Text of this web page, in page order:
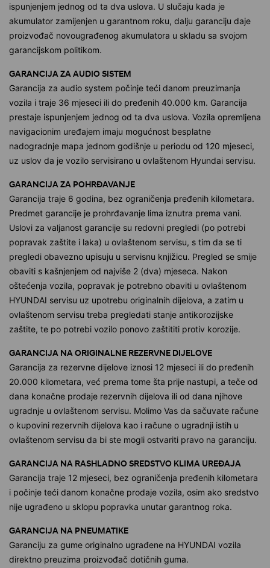
ispunjenjem jednog od ta dva uslova. U slučaju kada je
akumulator zamijenjen u garantnom roku, dalju garanciju daje
proizvođač novougrađenog akumulatora u skladu sa svojom
garancijskom politikom.
GARANCIJA ZA AUDIO SISTEM
Garancija za audio system počinje teći danom preuzimanja
vozila i traje 36 mjeseci ili do pređenih 40.000 km. Garancija
prestaje ispunjenjem jednog od ta dva uslova. Vozila opremljena
navigacionim uređajem imaju mogućnost besplatne
nadogradnje mapa jednom godišnje u periodu od 120 mjeseci,
uz uslov da je vozilo servisirano u ovlaštenom Hyundai servisu.
GARANCIJA ZA POHRĐAVANJE
Garancija traje 6 godina, bez ograničenja pređenih kilometara.
Predmet garancije je prohrđavanje lima iznutra prema vani.
Uslovi za valjanost garancije su redovni pregledi (po potrebi
popravak zaštite i laka) u ovlaštenom servisu, s tim da se ti
pregledi obavezno upisuju u servisnu knjižicu. Pregled se smije
obaviti s kašnjenjem od najviše 2 (dva) mjeseca. Nakon
oštećenja vozila, popravak je potrebno obaviti u ovlaštenom
HYUNDAI servisu uz upotrebu originalnih dijelova, a zatim u
ovlaštenom servisu treba pregledati stanje antikorozijske
zaštite, te po potrebi vozilo ponovo zaštititi protiv korozije.
GARANCIJA NA ORIGINALNE REZERVNE DIJELOVE
Garancija za rezervne dijelove iznosi 12 mjeseci ili do pređenih
20.000 kilometara, već prema tome šta prije nastupi, a teče od
dana konačne prodaje rezervnih dijelova ili od dana njihove
ugradnje u ovlaštenom servisu. Molimo Vas da sačuvate račune
o kupovini rezervnih dijelova kao i račune o ugradnji istih u
ovlaštenom servisu da bi ste mogli ostvariti pravo na garanciju.
GARANCIJA NA RASHLADNO SREDSTVO KLIMA UREĐAJA
Garancija traje 12 mjeseci, bez ograničenja pređenih kilometara
i počinje teći danom konačne prodaje vozila, osim ako sredstvo
nije ugrađeno u sklopu popravka unutar garantnog roka.
GARANCIJA NA PNEUMATIKE
Garanciju za gume originalno ugrađene na HYUNDAI vozila
direktno preuzima proizvođač dotičnih guma.